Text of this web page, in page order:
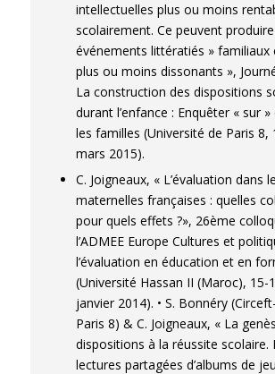
intellectuelles plus ou moins
scolairement. Ce peuvent
événements littératiés » familiaux
plus ou moins dissonants »,
La construction des dispositions
durant l’enfance : Enquêter « sur
les familles (Université de Paris 8,
mars 2015).
C. Joigneaux, « L’évaluation dans
maternelles françaises : quelles
pour quels effets ?», 26ème
l’ADMEE Europe Cultures et
l’évaluation en éducation et en
(Université Hassan II (Maroc), 15-
janvier 2014). • S. Bonnéry
Paris 8) & C. Joigneaux, « La
dispositions à la réussite scolaire.
lectures partagées d’albums de